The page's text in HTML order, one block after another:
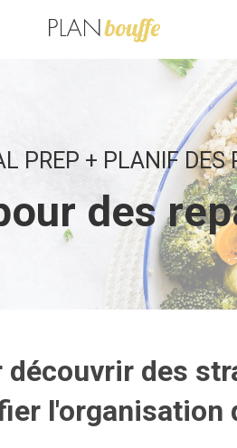
PREP + PLANIF DES
des
découvrir des
l'organisation